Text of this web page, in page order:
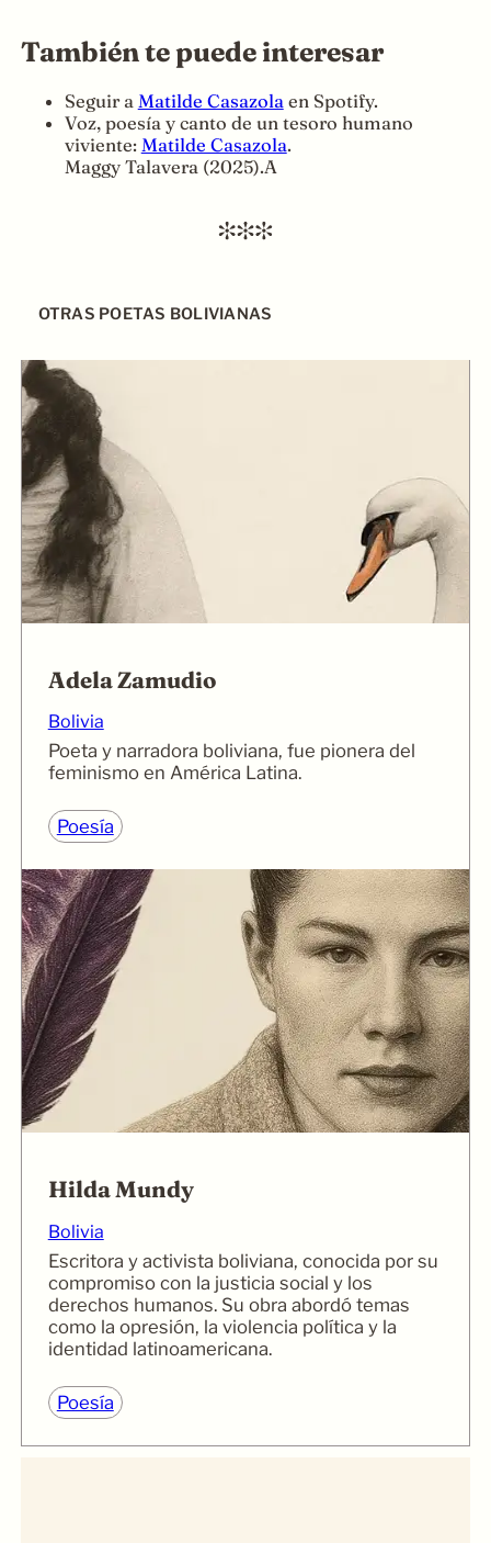
También te puede interesar
Seguir a Matilde Casazola en Spotify.
Voz, poesía y canto de un tesoro humano
viviente: Matilde Casazola.
Maggy Talavera (2025).A
OTRAS POETAS BOLIVIANAS
Adela Zamudio
Bolivia
Poeta y narradora boliviana, fue pionera del
feminismo en América Latina.
Poesía
Hilda Mundy
Bolivia
Escritora y activista boliviana, conocida por su
compromiso con la justicia social y los
derechos humanos. Su obra abordó temas
como la opresión, la violencia política y la
identidad latinoamericana.
Poesía